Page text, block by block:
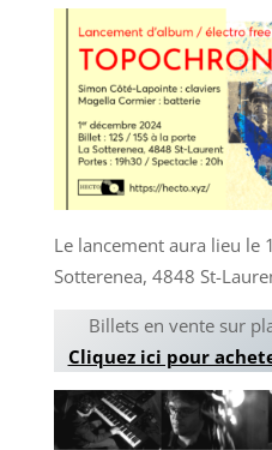
Le lancement aura lieu le
Sotterenea, 4848 St-
Billets en vente sur
Cliquez ici pour